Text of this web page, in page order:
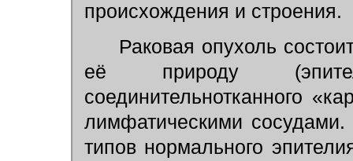
происхождения и строения.
Раковая опухоль
её природу
соединительнотканного
лимфатическими
типов нормального